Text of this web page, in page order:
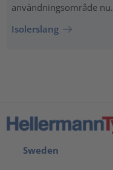
användningsområde nu.
Isolerslang
Sweden